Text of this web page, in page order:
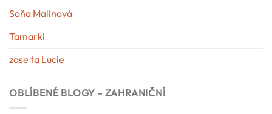
Soňa Malinová
Tamarki
zase ta Lucie
OBLÍBENÉ BLOGY - ZAHRANIČNÍ